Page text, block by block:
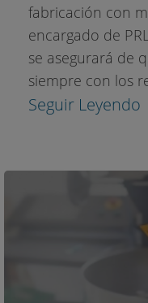
fabricación con
encargado de
se asegurará de
siempre con los
Seguir Leyendo